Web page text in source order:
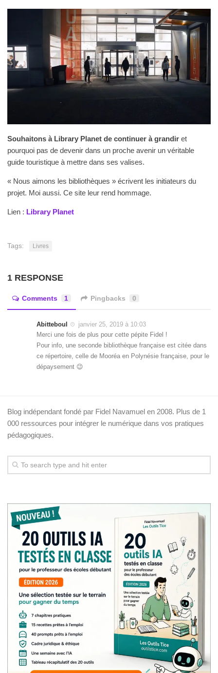
Souhaitons à Library Planet de continuer à grandir et
pourquoi pas de devenir dans un proche avenir un véritable
guide touristique à mettre dans ses valises.
« Nous aimons les bibliothèques » écrivent les initiateurs du
projet. Moi aussi. Ce site leur rend hommage.
Lien : Library Planet
Tags: Livres
1 RESPONSE
Comments 1 Pingbacks 0
Abitteboul
janvier 25, 2019 à 10:03
Merci une fois de plus pour cette pépite Fidel !
Pour info, une seconde bibliothèque française est citée dans
ce répertoire, celle de Mooréa en Polynésie française, pour le
dépaysement 😉
Blog indépendant fondé par Fidel Navamuel en 2008. Plus de 1
000 ressources pour intégrer le numérique dans vos pratiques
pédagogiques.